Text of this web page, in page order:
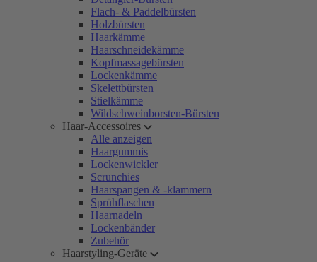
Flach- & Paddelbürsten
Holzbürsten
Haarkämme
Haarschneidekämme
Kopfmassagebürsten
Lockenkämme
Skelettbürsten
Stielkämme
Wildschweinborsten-Bürsten
Haar-Accessoires
Alle anzeigen
Haargummis
Lockenwickler
Scrunchies
Haarspangen & -klammern
Sprühflaschen
Haarnadeln
Lockenbänder
Zubehör
Haarstyling-Geräte